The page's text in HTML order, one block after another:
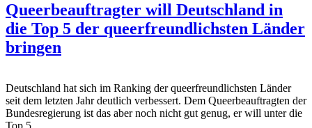
Queerbeauftragter will Deutschland in
die Top 5 der queerfreundlichsten Länder
bringen
Deutschland hat sich im Ranking der queerfreundlichsten Länder
seit dem letzten Jahr deutlich verbessert. Dem Queerbeauftragten der
Bundesregierung ist das aber noch nicht gut genug, er will unter die
Top 5.